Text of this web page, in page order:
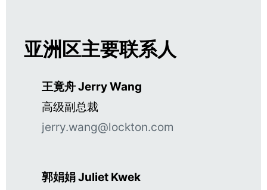
亚洲区主要联系人
王竟舟 Jerry Wang
高级副总裁
jerry.wang@lockton.com
郭娟娟 Juliet Kwek